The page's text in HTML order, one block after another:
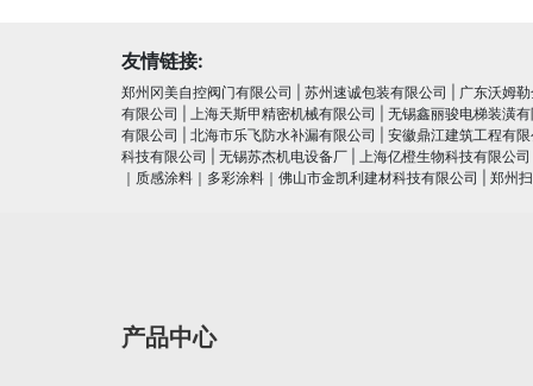
友情链接:
郑州冈美自控阀门有限公司 苏州速诚包装有限公司
广东沃姆
有限公司
上海天斯甲精密机械有限公司
无锡鑫丽骏电梯装潢
有限公司
北海市乐飞防水补漏有限公司
安徽鼎江建筑工程有
科技有限公司
无锡苏杰机电设备厂 上海亿橙生物科技有限公司
｜质感涂料｜多彩涂料｜佛山市金凯利建材科技有限公司
郑州
产品中心